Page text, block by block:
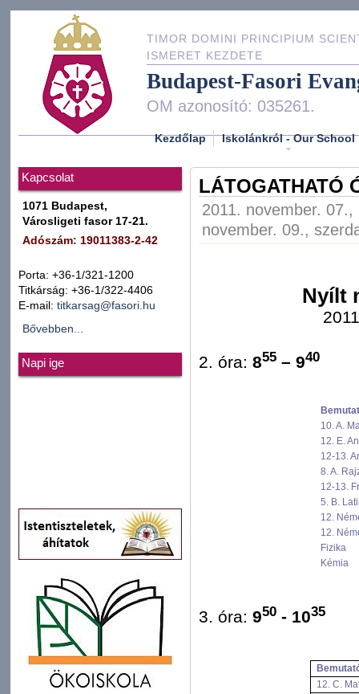
TIMOR DOMINI PRINCIPIUM
ISMERET KEZDETE
Budapest-Fasori
OM azonosító: 035261.
Kezdőlap Iskolánkról - Our School
Kapcsolat
1071 Budapest,
Városligeti fasor 17-21.
Adószám: 19011383-2-42
Porta: +36-1/321-1200
Titkárság: +36-1/322-4406
E-mail: titkarsag@fasori.hu
Bővebben...
Napi ige
LÁTOGATHATÓ
2011. november.
november. 09.,
Nyílt
2. óra: 855 – 940
10. A.
12. E.
12-13.
8. A.
12-13.
5. B.
12.
12.
Fizika
Kémia
3. óra: 950 - 1035
12. C.